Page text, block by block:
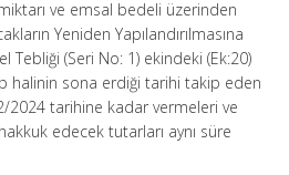
ve emsal bedeli üzerinden
Yeniden Yapılandırılmasına
Tebliği (Seri No: 1) ekindeki (Ek:20)
halinin sona erdiği tarihi takip eden
2024 tarihine kadar vermeleri ve
edecek tutarları aynı süre